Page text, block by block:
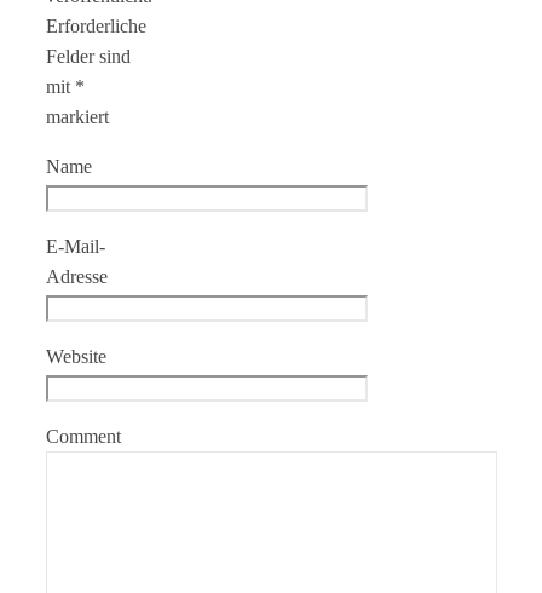
Erforderliche
Felder sind
mit *
markiert
Name
E-Mail-
Adresse
Website
Comment